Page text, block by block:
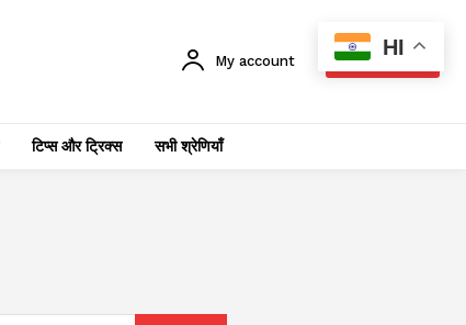
My account SUBSCRIBE
टिप्स और ट्रिक्स सभी श्रेणियाँ
HI